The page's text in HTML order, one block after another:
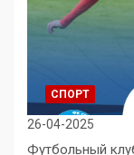
СПОРТ
26-04-2025
Футбольный